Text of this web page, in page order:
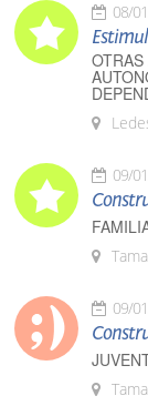
08/
09/
09/